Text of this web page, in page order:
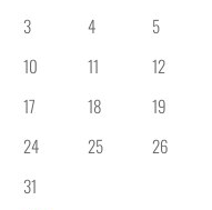
3
4 5
10
11 12
17
18 19
24
25 26
31